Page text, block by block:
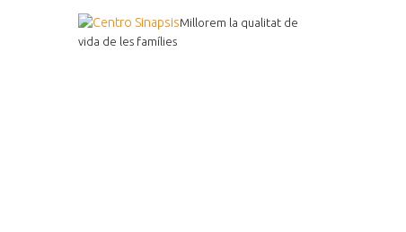
Millorem la qualitat de
vida de les famílies